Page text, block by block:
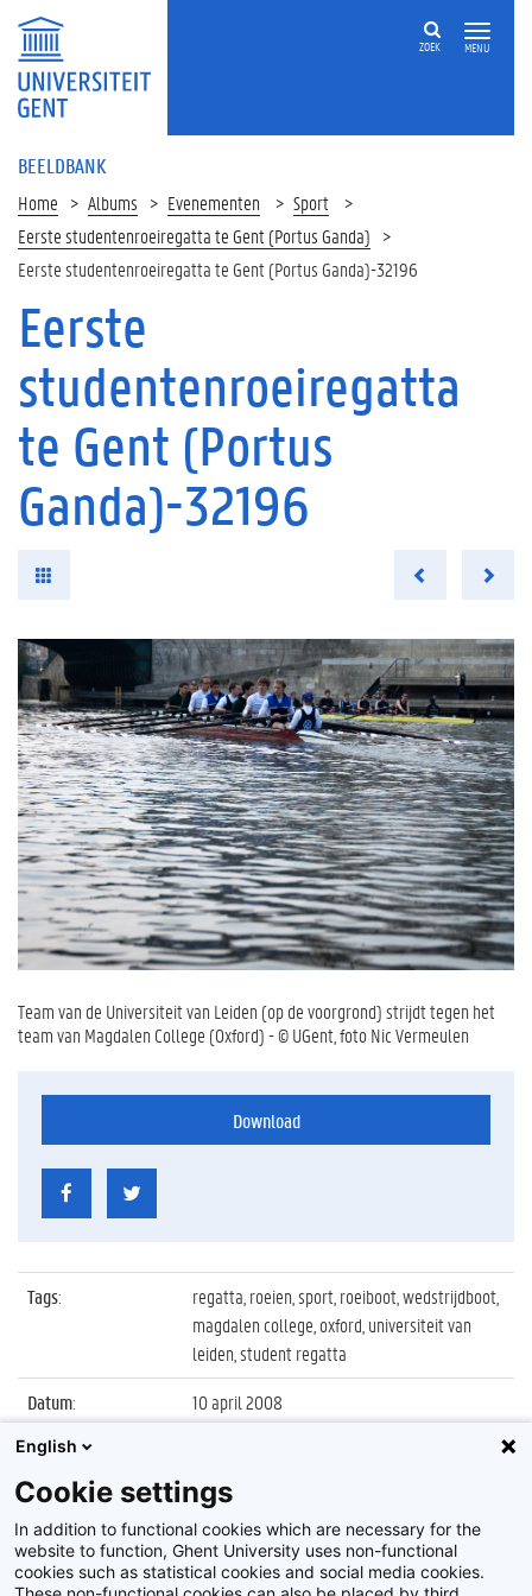
MENU
ZOEK
BEELDBANK
Home Albums Evenementen
Sport
Eerste studentenroeiregatta te Gent (Portus Ganda)
Eerste studentenroeiregatta te Gent (Portus Ganda)-32196
Eerste
studentenroeiregatta
te Gent (Portus
Ganda)-32196
Team van de Universiteit van Leiden (op de voorgrond) strijdt tegen het
team van Magdalen College (Oxford) - © UGent, foto Nic Vermeulen
Download
Tags:
regatta, roeien, sport, roeiboot, wedstrijdboot,
magdalen college, oxford, universiteit van
leiden, student regatta
Datum:
10 april 2008
Identificatienummer
Album:
Eerste studentenroeiregatta te Gent (Portus
Ganda)
English
Cookie settings
In addition to functional cookies which are necessary for the
website to function, Ghent University uses non-functional
cookies such as statistical cookies and social media cookies.